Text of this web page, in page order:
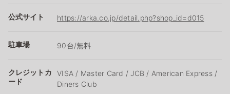
公式サイト https://arka.co.jp/detail.php?shop_id=d015
駐車場 90台/無料
クレジットカ
ード
VISA / Master Card / JCB / American Express /
Diners Club